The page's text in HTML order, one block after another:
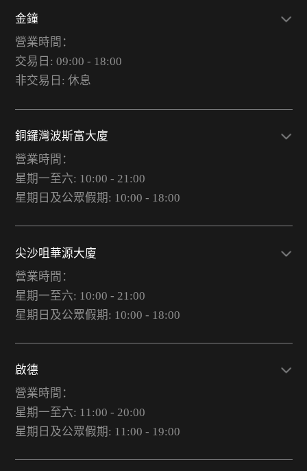
金鐘
營業時間：
交易日: 09:00 - 18:00
非交易日: 休息
銅鑼灣波斯富大廈
營業時間：
星期一至六: 10:00 - 21:00
星期日及公眾假期: 10:00 - 18:00
尖沙咀華源大廈
營業時間：
星期一至六: 10:00 - 21:00
星期日及公眾假期: 10:00 - 18:00
啟德
營業時間：
星期一至六: 11:00 - 20:00
星期日及公眾假期: 11:00 - 19:00